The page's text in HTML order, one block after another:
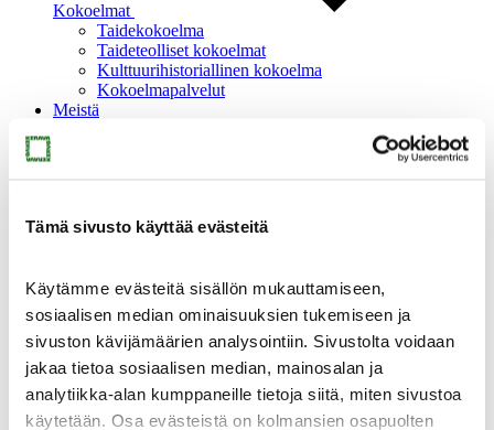
Tämä sivusto käyttää evästeitä
Käytämme evästeitä sisällön mukauttamiseen,
sosiaalisen median ominaisuuksien tukemiseen ja
sivuston kävijämäärien analysointiin. Sivustolta voidaan
jakaa tietoa sosiaalisen median, mainosalan ja
analytiikka-alan kumppaneille tietoja siitä, miten sivustoa
käytetään. Osa evästeistä on kolmansien osapuolten
Kokoelmat
Taidekokoelma
Taideteolliset kokoelmat
Kulttuurihistoriallinen kokoelma
Kokoelmapalvelut
Meistä
Meistä
Ajankohtaista
Yhteystiedot
Medialle
Sinkan vapaaehtoiset
Taidemuseon ystävät
Heikkilän museoalue
Heikkilän museoalue